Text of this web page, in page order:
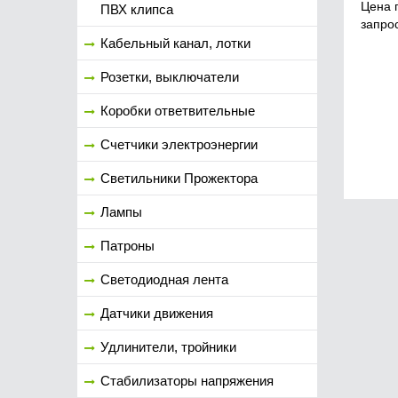
ПВХ клипса
Кабельный канал, лотки
Розетки, выключатели
Коробки ответвительные
Счетчики электроэнергии
Светильники Прожектора
Лампы
Патроны
Светодиодная лента
Датчики движения
Удлинители, тройники
Стабилизаторы напряжения
Цена